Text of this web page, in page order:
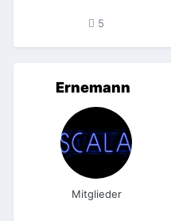
5
Ernemann
Mitglieder